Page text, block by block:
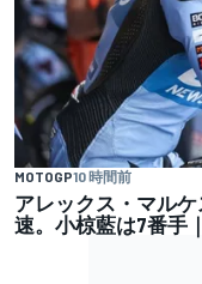
MOTOGP10 時間前
アレックス・マル
速。小椋藍は7番手